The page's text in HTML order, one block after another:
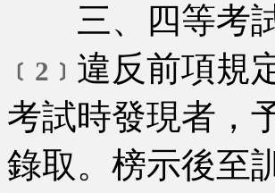
三、四等考試
﹝2﹞ 違反前項規
考試時發現者，
錄取。榜示後至